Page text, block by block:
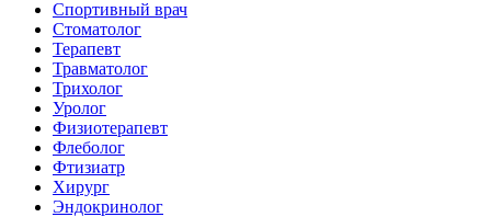
Спортивный врач
Стоматолог
Терапевт
Травматолог
Трихолог
Уролог
Физиотерапевт
Флеболог
Фтизиатр
Хирург
Эндокринолог